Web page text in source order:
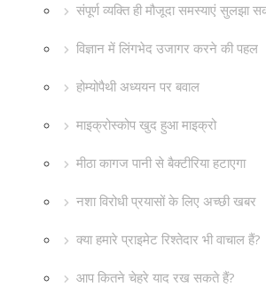
संपूर्ण व्यक्ति ही मौजूदा समस्याएं सुलझा
विज्ञान में लिंगभेद उजागर करने की पहल
होम्योपैथी अध्ययन पर बवाल
माइक्रोस्कोप खुद हुआ माइक्रो
मीठा कागज पानी से बैक्टीरिया हटाएगा
नशा विरोधी प्रयासों के लिए अच्छी खबर
क्या हमारे प्राइमेट रिश्तेदार भी वाचाल हैं?
आप कितने चेहरे याद रख सकते हैं?